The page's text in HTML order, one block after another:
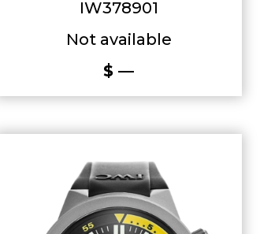
IW378901
Not available
$ —